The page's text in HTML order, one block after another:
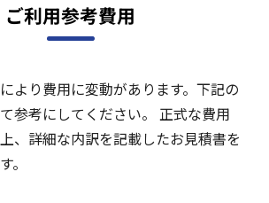
ご利用参考費用
より費用に変動があります。下記の
参考にしてください。 正式な費用
、詳細な内訳を記載したお見積書を
。